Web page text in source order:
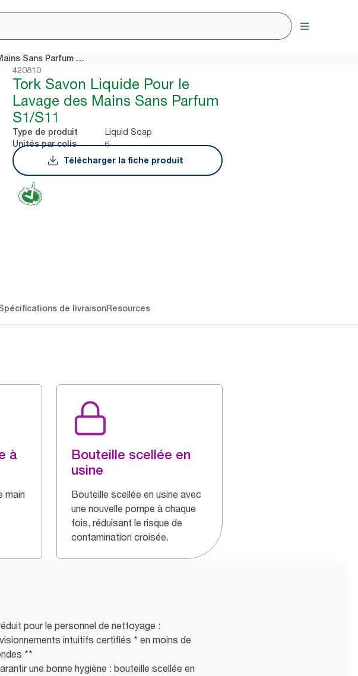
Tork Savon Liquide Pour le Lavage des Mains Sans Parfum S1/S11
420810
Tork Savon Liquide Pour le
Lavage des Mains Sans Parfum
S1/S11
Type de produit Liquid Soap
Unités par colis
6
Télécharger la fiche produit
de livraisonResources
à
main
Bouteille scellée en
usine
Bouteille scellée en usine avec
une nouvelle pompe à chaque
fois, réduisant le risque de
contamination croisée.
pour le personnel de nettoyage :
intuitifs certifiés * en moins de
**
une bonne hygiène : bouteille scellée en